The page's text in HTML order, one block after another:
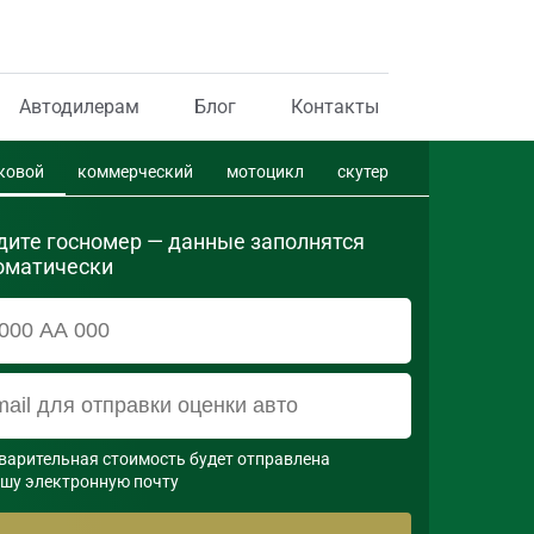
Автодилерам Блог Контакты
коммерческий мотоцикл скутер
госномер — данные заполнятся
стоимость будет отправлена
электронную почту